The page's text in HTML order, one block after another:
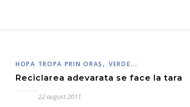
HOPA TROPA PRIN ORAŞ , VERDE...
Reciclarea adevarata se face la tara
22 august 2011